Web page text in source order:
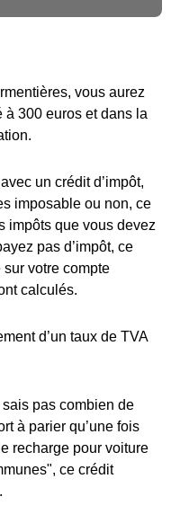
vous aurez
à 300 euros et dans la
un crédit d’impôt,
imposable ou non, ce
impôts que vous devez
pas d’impôt, ce
votre compte
calculés.
d’un taux de TVA
pas combien de
à parier qu’une fois
recharge pour voiture
ce crédit